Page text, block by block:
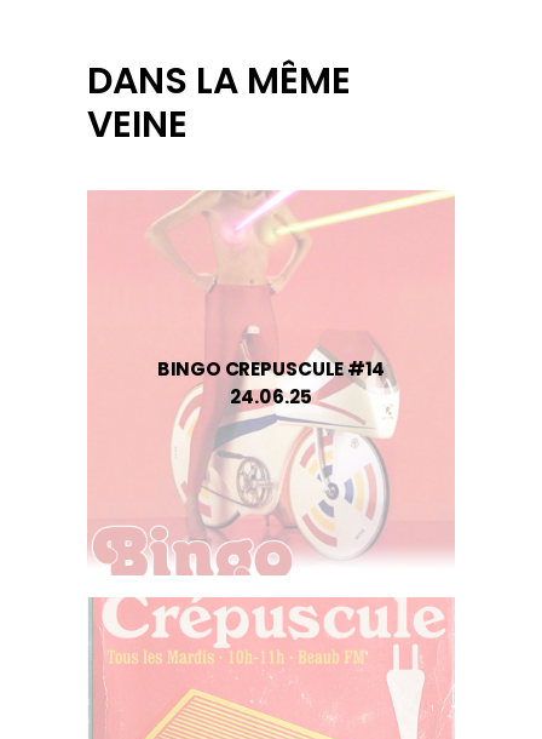
DANS LA MÊME
VEINE
BINGO CREPUSCULE #14
24.06.25